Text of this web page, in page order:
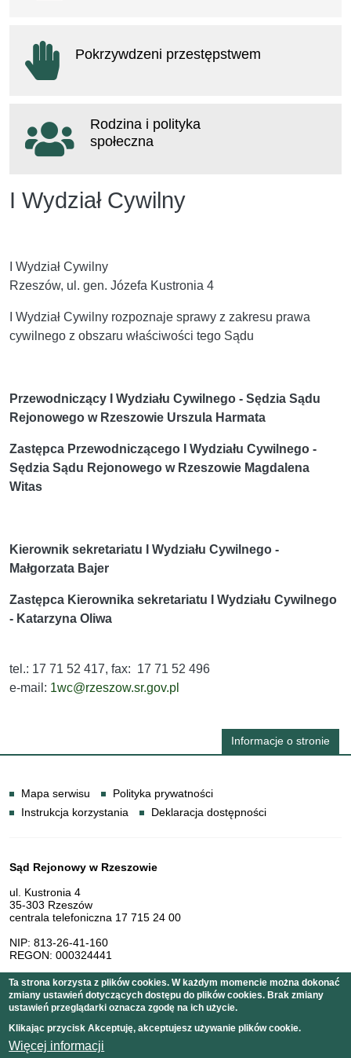
I Wydział Cywilny
I Wydział Cywilny
Rzeszów, ul. gen. Józefa Kustronia 4
I Wydział Cywilny rozpoznaje sprawy z zakresu prawa
cywilnego z obszaru właściwości tego Sądu
Przewodniczący I Wydziału Cywilnego - Sędzia Sądu
Rejonowego w Rzeszowie Urszula Harmata
Zastępca Przewodniczącego I Wydziału Cywilnego -
Sędzia Sądu Rejonowego w Rzeszowie Magdalena
Witas
Kierownik sekretariatu I Wydziału Cywilnego -
Małgorzata Bajer
Zastępca Kierownika sekretariatu I Wydziału Cywilnego
- Katarzyna Oliwa
tel.: 17 71 52 417, fax: 17 71 52 496
e-mail: 1wc@rzeszow.sr.gov.pl
Pokrzywdzeni przestępstwem
Rodzina i polityka
społeczna
Informacje o stronie
Mapa serwisu
Polityka prywatności
Instrukcja korzystania
Deklaracja dostępności
Dane teleadresowe
Sąd Rejonowy w Rzeszowie
ul. Kustronia 4
35-303 Rzeszów
centrala telefoniczna 17 715 24 00
NIP: 813-26-41-160
REGON: 000324441
Serwis pełni funkcję strony Biuletynu Informacji Publicznej
Ta strona korzysta z plików cookies. W każdym momencie można dokonać
zmiany ustawień dotyczących dostępu do plików cookies. Brak zmiany
ustawień przeglądarki oznacza zgodę na ich użycie.
Klikając przycisk Akceptuję, akceptujesz używanie plików cookie.
Więcej informacji